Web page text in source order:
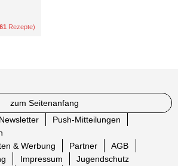
Rezepte)
zum Seitenanfang
Newsletter
Push-Mitteilungen
& Werbung Partner
AGB
Impressum Jugendschutz